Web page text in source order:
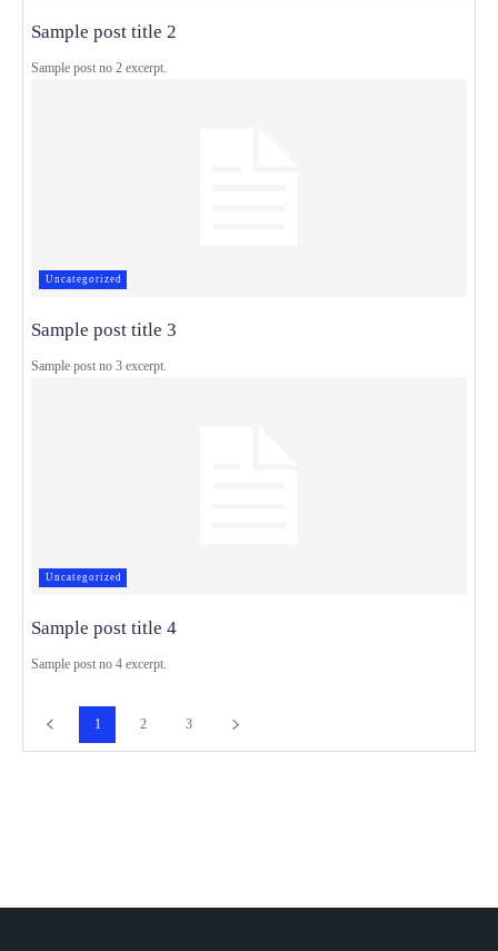
Sample post title 2
Sample post no 2 excerpt.
Uncategorized
Sample post title 3
Sample post no 3 excerpt.
Uncategorized
Sample post title 4
Sample post no 4 excerpt.
1 2 3